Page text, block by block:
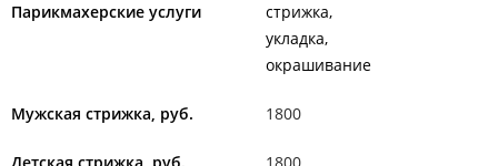
Парикмахерские услуги
стрижка
укладка
окрашивание
Мужская стрижка, руб. 1800